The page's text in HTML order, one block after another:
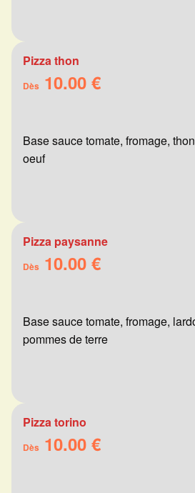
Pizza thon
Dès 10.00 €
Base sauce tomate, fromage,
oeuf
Pizza paysanne
Dès 10.00 €
Base sauce tomate, fromage,
pommes de terre
Pizza torino
Dès 10.00 €